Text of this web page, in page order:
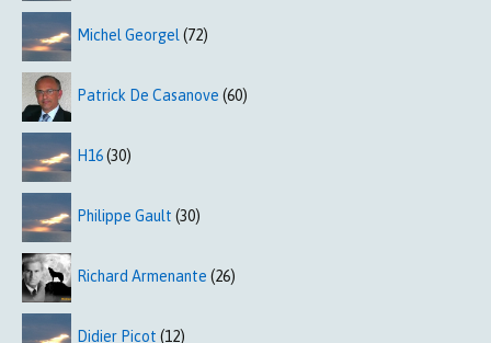
Michel Georgel (72)
Patrick De Casanove (60)
H16(30)
Philippe Gault (30)
Richard Armenante (26)
Didier Picot (12)